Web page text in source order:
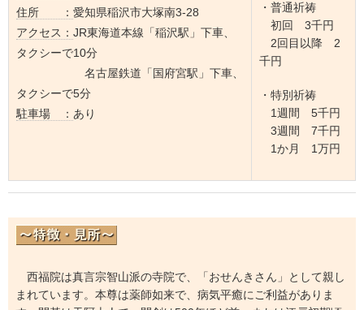
住所 ： 愛知県稲沢市大塚南3-28
アクセス： JR東海道本線「稲沢駅」下車、
タクシーで10分
名古屋鉄道「国府宮駅」下車、
タクシーで5分
駐車場 ： あり
・普通祈祷
初回 3千円
2回目以降 2
千円
・特別祈祷
1週間 5千円
3週間 7千円
1か月 1万円
西福院は真言宗智山派の寺院で、「おせんきさん」として親し
まれています。本尊は薬師如来で、病気平癒にご利益がありま